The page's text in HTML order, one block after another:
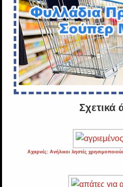
Σχετικά
Αχαρνές: Ανήλικοι ληστές